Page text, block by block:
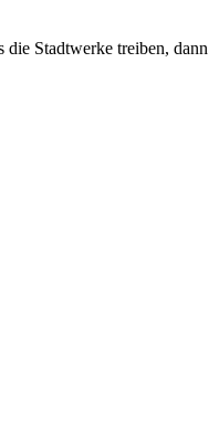
Stadtwerke treiben, dann